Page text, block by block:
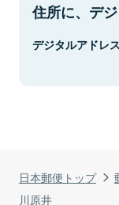
日本郵便トップ
川原井
住所に、デ
デジタルアドレ